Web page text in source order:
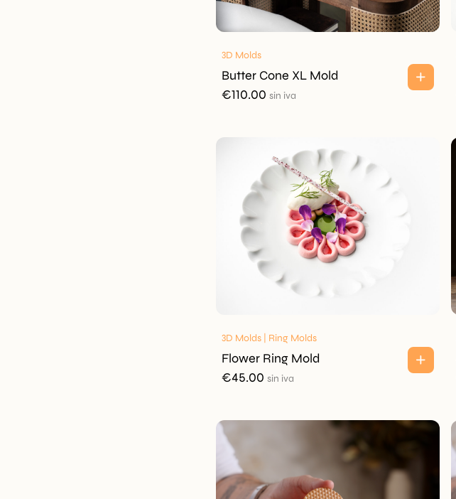
3D Molds
Butter Cone XL Mold
€110.00 sin iva
3D Molds | Ring Molds
Flower Ring Mold
€45.00 sin iva